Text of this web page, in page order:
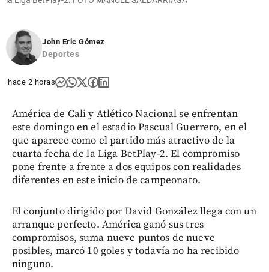
John Eric Gómez
Deportes
hace 2 horas
América de Cali y Atlético Nacional se enfrentan
este domingo en el estadio Pascual Guerrero, en el
que aparece como el partido más atractivo de la
cuarta fecha de la Liga BetPlay-2. El compromiso
pone frente a frente a dos equipos con realidades
diferentes en este inicio de campeonato.
El conjunto dirigido por David González llega con un
arranque perfecto. América ganó sus tres
compromisos, suma nueve puntos de nueve
posibles, marcó 10 goles y todavía no ha recibido
ninguno.